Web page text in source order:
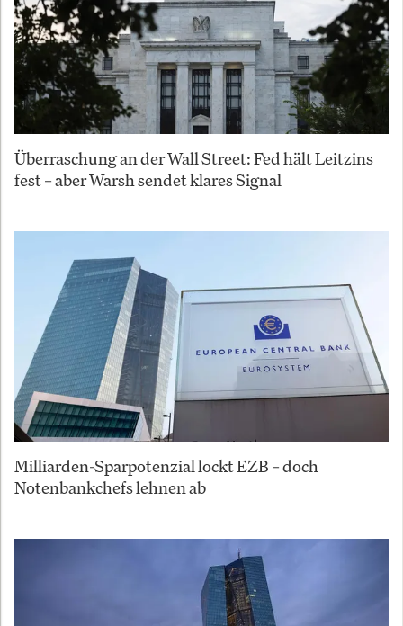
Überraschung an der Wall Street: Fed hält Leitzins
fest – aber Warsh sendet klares Signal
Milliarden-Sparpotenzial lockt EZB – doch
Notenbankchefs lehnen ab